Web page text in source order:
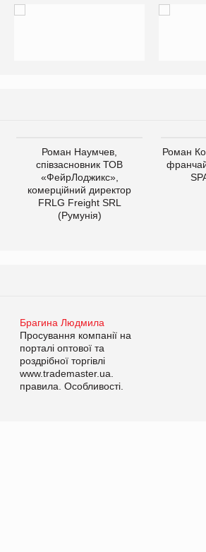
Роман Наумчев,
співзасновник ТОВ
«ФейрЛоджикс»,
комерційний директор
FRLG Freight SRL
(Румунія)
Роман
Брагина Людмила
Просування компанії на
порталі оптової та
роздрібної торгівлі
www.trademaster.ua.
правила. Особливості.